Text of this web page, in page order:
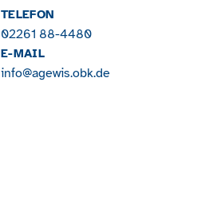
TELEFON
02261 88-4480
E-MAIL
info@agewis.obk.de